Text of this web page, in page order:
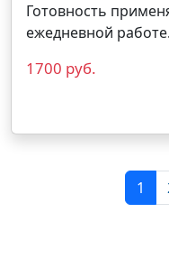
Готовность
ежедневной работе.
1700 руб.
1